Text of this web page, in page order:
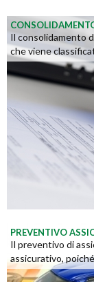
Il consolidamento
che viene
PREVENTIVO
Il preventivo di
assicurativo,